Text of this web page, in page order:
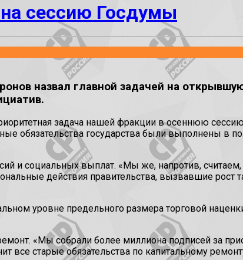
сессию Госдумы
назвал главной задачей на
задача нашей фракции в осеннюю
обязательства государства были выполнены в
и социальных выплат. «Мы же, напротив,
действия правительства, вызвавшие рост
уровне предельного размера торговой
«Мы собрали более миллиона подписей за
старые обязательства по капитальному